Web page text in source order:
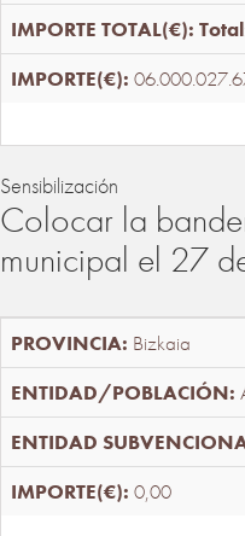
Total
Sensibilización
Colocar la
municipal el 27
Bizkaia
0,00